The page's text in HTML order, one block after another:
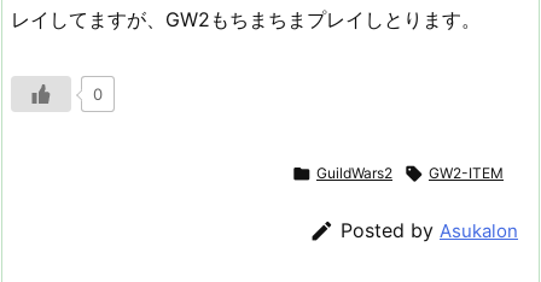
レイしてますが、GW2もちまちまプレイしとります。
0
 GuildWars2  GW2-ITEM
 Posted by Asukalon